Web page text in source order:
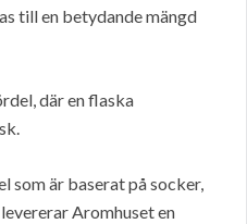
till en betydande mängd
där en flaska
som är baserat på socker,
Aromhuset en